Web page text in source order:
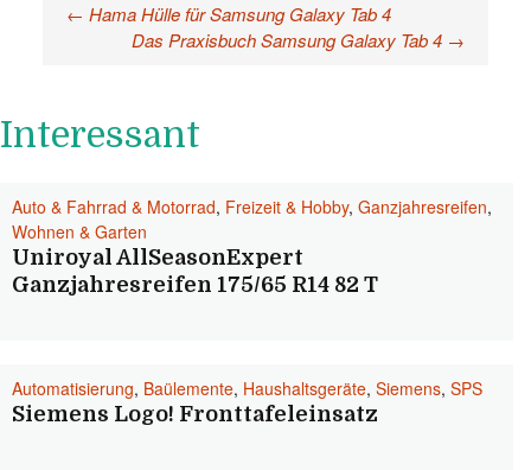
Beitragsnavigation
← Hama Hülle für Samsung Galaxy Tab 4
Das Praxisbuch Samsung Galaxy Tab 4 →
Interessant
Auto & Fahrrad & Motorrad, Freizeit & Hobby, Ganzjahresreifen,
Wohnen & Garten
Uniroyal AllSeasonExpert
Ganzjahresreifen 175/65 R14 82 T
Automatisierung, Baülemente, Haushaltsgeräte, Siemens, SPS
Siemens Logo! Fronttafeleinsatz